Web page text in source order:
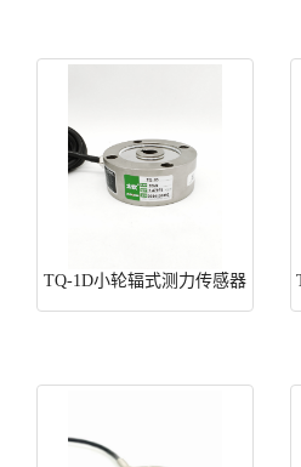
TQ-1D小轮辐式测力传感器